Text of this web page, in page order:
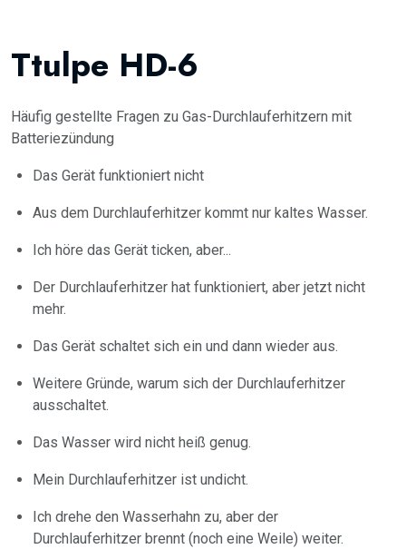
Ttulpe HD-6
Häufig gestellte Fragen zu Gas-Durchlauferhitzern mit
Batteriezündung
Das Gerät funktioniert nicht
Aus dem Durchlauferhitzer kommt nur kaltes Wasser.
Ich höre das Gerät ticken, aber...
Der Durchlauferhitzer hat funktioniert, aber jetzt nicht
mehr.
Das Gerät schaltet sich ein und dann wieder aus.
Weitere Gründe, warum sich der Durchlauferhitzer
ausschaltet.
Das Wasser wird nicht heiß genug.
Mein Durchlauferhitzer ist undicht.
Ich drehe den Wasserhahn zu, aber der
Durchlauferhitzer brennt (noch eine Weile) weiter.